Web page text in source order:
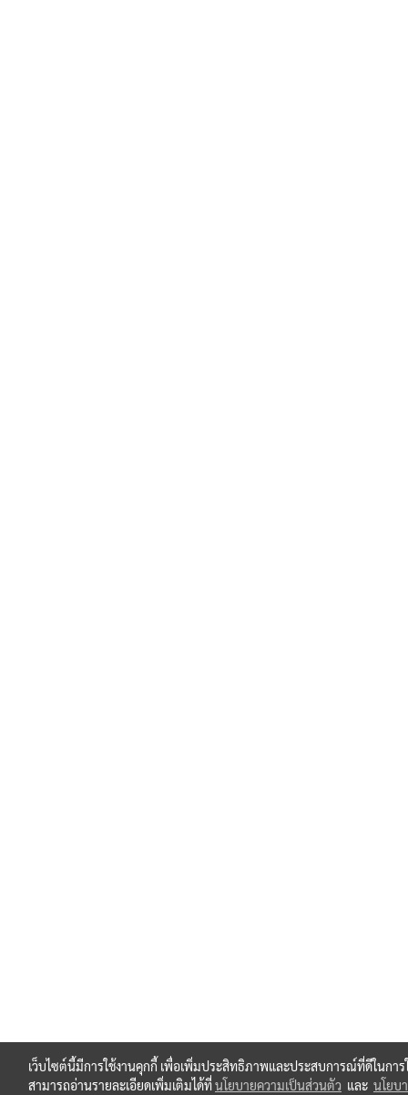
เว็บไซต์นี้มีการใช้งานคุกกี้ เพื่อเพิ่มประสิทธิภาพและประสบการณ์ที่ดีในการ
สามารถอ่านรายละเอียดเพิ่มเติมได้ที่นโยบายความเป็นส่วนตัว และ นโยบ